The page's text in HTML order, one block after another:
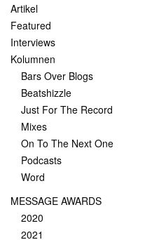
Artikel
Featured
Interviews
Kolumnen
Bars Over Blogs
Beatshizzle
Just For The Record
Mixes
On To The Next One
Podcasts
Word
MESSAGE AWARDS
2020
2021